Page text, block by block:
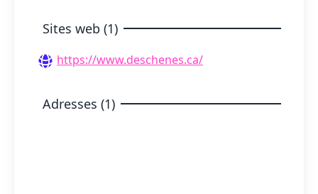
Sites web (1)
https://www.deschenes.ca/
Adresses (1)